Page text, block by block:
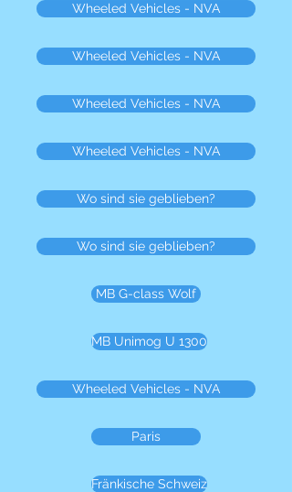
Wheeled Vehicles - NVA
Wheeled Vehicles - NVA
Wheeled Vehicles - NVA
Wheeled Vehicles - NVA
Wo sind sie geblieben?
Wo sind sie geblieben?
MB G-class Wolf
MB Unimog U 1300
Wheeled Vehicles - NVA
Paris
Fränkische Schweiz